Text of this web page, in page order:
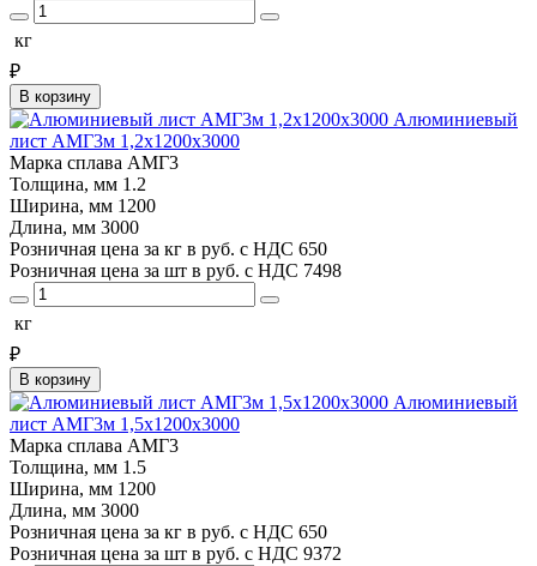
кг
₽
В корзину
Алюминиевый
лист АМГ3м 1,2х1200х3000
Марка сплава АМГ3
Толщина, мм 1.2
Ширина, мм 1200
Длина, мм 3000
Розничная цена за кг в руб. с НДС 650
Розничная цена за шт в руб. с НДС 7498
кг
₽
В корзину
Алюминиевый
лист АМГ3м 1,5х1200х3000
Марка сплава АМГ3
Толщина, мм 1.5
Ширина, мм 1200
Длина, мм 3000
Розничная цена за кг в руб. с НДС 650
Розничная цена за шт в руб. с НДС 9372